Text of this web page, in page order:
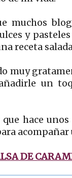
muchos
y
receta
muy
un
hace
acompañar
DE